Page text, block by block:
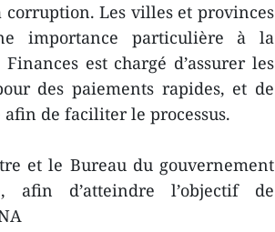
Les villes et provinces
importance particulière à la
est chargé d’assurer les
des paiements rapides, et de
de faciliter le processus.
et le Bureau du gouvernement
d’atteindre l’objectif de